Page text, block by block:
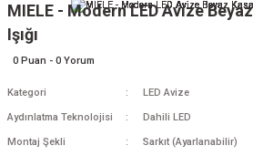
MIELE - Modern LED Avize
Işığı
0 Puan - 0 Yorum
Kategori LED Avize
Aydınlatma Teknolojisi Dahili LED
Montaj Şekli Sarkıt (Ayarlanabilir)